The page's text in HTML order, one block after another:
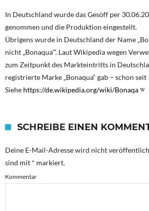
In Deutschland wurde das Gesöff per
genommen und die Produktion eingestellt.
Übrigens wurde in Deutschland der Name
nicht „Bonaqua'“. Laut Wikipedia wegen
zum Zeitpunkt des Markteintritts in
registrierte Marke „Bonaqua“ gab – schon seit
Siehe https://de.wikipedia.org/wiki/Bonaqa
SCHREIBE EINEN
Deine E-Mail-Adresse wird nicht
sind mit * markiert.
Kommentar